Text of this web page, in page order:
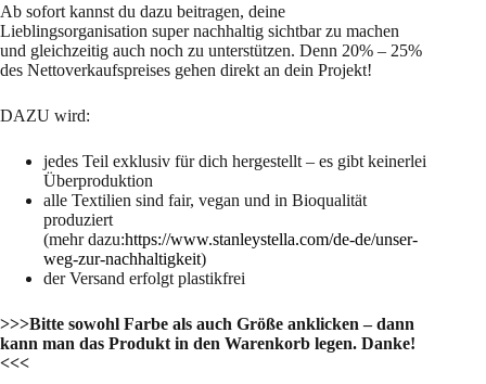
Ab sofort kannst du dazu beitragen, deine
Lieblingsorganisation super nachhaltig sichtbar zu machen
und gleichzeitig auch noch zu unterstützen. Denn 20% – 25%
des Nettoverkaufspreises gehen direkt an dein Projekt!
DAZU wird:
jedes Teil exklusiv für dich hergestellt – es gibt keinerlei
Überproduktion
alle Textilien sind fair, vegan und in Bioqualität
produziert
(mehr dazu:https://www.stanleystella.com/de-de/unser-
weg-zur-nachhaltigkeit)
der Versand erfolgt plastikfrei
>>>Bitte sowohl Farbe als auch Größe anklicken – dann
kann man das Produkt in den Warenkorb legen. Danke!
<<<